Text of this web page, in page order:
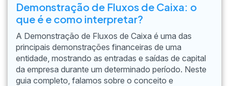
Demonstração de Fluxos de Caixa: o
que é e como interpretar?
A Demonstração de Fluxos de Caixa é uma das
principais demonstrações financeiras de uma
entidade, mostrando as entradas e saídas de capital
da empresa durante um determinado período. Neste
guia completo, falamos sobre o conceito e